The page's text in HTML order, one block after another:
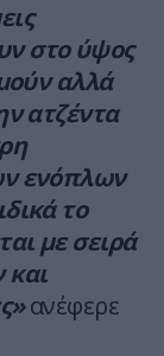
στο ύψος
αλλά
ατζέντα
ενόπλων
το
με σειρά
ανέφερε